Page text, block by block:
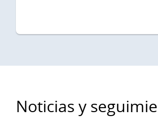
Noticias y